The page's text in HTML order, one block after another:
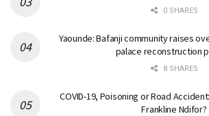
0 SHARES
Yaounde: Bafanji community raises
palace reconstruction
8 SHARES
COVID-19, Poisoning or Road
Frankline Ndifor?